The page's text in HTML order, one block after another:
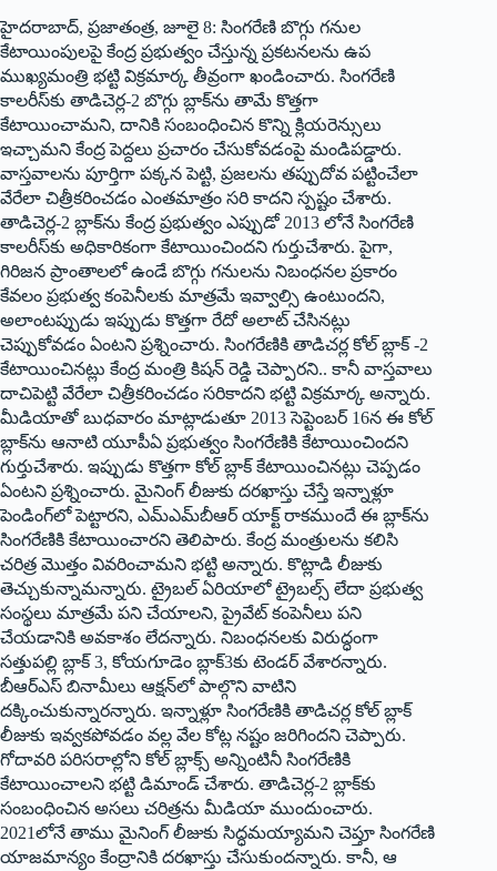
హైదరాబాద్‌,‌ ప్రజాతంత్ర, జూలై 8: సింగరేణి బొగ్గు గనుల
కేటాయింపులపై కేంద్ర ప్రభుత్వం చేస్తున్న ప్రకటనలను ఉప
ముఖ్యమంత్రి భట్టి విక్రమార్క తీవ్రంగా ఖండించారు. సింగరేణి
కాలరీస్‌కు తాడిచెర్ల-2 బొగ్గు బ్లాక్‌ను తామే కొత్తగా
కేటాయించామని, దానికి సంబంధించిన కొన్ని క్లియరెన్సులు
ఇచ్చామని కేంద్ర పెద్దలు ప్రచారం చేసుకోవడంపై మండిపడ్డారు.
వాస్తవాలను పూర్తిగా పక్కన పెట్టి, ప్రజలను తప్పుదోవ పట్టించేలా
వేరేలా చిత్రీకరించడం ఎంతమాత్రం స‌రి కాదని స్పష్టం చేశారు.
తాడిచెర్ల-2 బ్లాక్‌ను కేంద్ర ప్రభుత్వం ఎప్పుడో 2013 లోనే సింగరేణి
కాలరీస్‌కు అధికారికంగా కేటాయించిందని గుర్తుచేశారు. పైగా,
గిరిజన ప్రాంతాలలో ఉండే బొగ్గు గనులను నిబంధనల ప్రకారం
కేవలం ప్రభుత్వ కంపెనీలకు మాత్రమే ఇవ్వాల్సి ఉంటుందని,
అలాంటప్పుడు ఇప్పుడు కొత్తగా రేదో అలాట్‌ ‌చేసినట్లు
చెప్పుకోవడం ఏంటని ప్రశ్నించారు. సింగరేణికి తాడిచర్ల కోల్‌ ‌బ్లాక్‌ -2
‌కేటాయించినట్లు కేంద్ర మంత్రి కిషన్‌ ‌రెడ్డి చెప్పారని.. కానీ వాస్తవాలు
దాచిపెట్టి వేరేలా చిత్రీకరించడం సరికాదని భట్టి విక్రమార్క అన్నారు.
మీడియాతో బుధవారం మాట్లాడుతూ 2013 సెప్టెంబర్‌ 16‌న ఈ కోల్‌
‌బ్లాక్‌ను ఆనాటి యూపీఏ ప్రభుత్వం సింగరేణికి కేటాయించిందని
గుర్తుచేశారు. ఇప్పుడు కొత్తగా కోల్‌ ‌బ్లాక్‌ ‌కేటాయించినట్లు చెప్పడం
ఏంటని ప్రశ్నించారు. మైనింగ్‌ ‌లీజుకు దరఖాస్తు చేస్తే ఇన్నాళ్లూ
పెండింగ్‌లో పెట్టారని, ఎమ్‌ఎమ్‌బీఆర్‌ ‌యాక్ట్ ‌రాకముందే ఈ బ్లాక్‌ను
సింగరేణికి కేటాయించారని తెలిపారు. కేంద్ర మంత్రులను కలిసి
చరిత్ర మొత్తం వివరించామని భట్టి అన్నారు. కొట్లాడి ‌లీజుకు
తెచ్చుకున్నామన్నారు. ట్రైబల్‌ ఏరియాలో ట్రైబల్స్ ‌లేదా ప్రభుత్వ
సంస్థలు మాత్రమే పని చేయాలని, ప్రైవేట్‌ ‌కంపెనీలు పని
చేయడానికి అవకాశం లేదన్నారు. నిబంధనలకు విరుద్ధంగా
సత్తుపల్లి బ్లాక్‌ 3, ‌కోయగూడెం బ్లాక్‌3‌కు టెండర్‌ ‌వేశారన్నారు.
బీఆర్‌ఎస్‌ ‌బినామీలు ఆక్షన్‌లో పాల్గొని వాటిని
దక్కించుకున్నారన్నారు. ఇన్నాళ్లూ సింగరేణికి తాడిచర్ల కోల్‌ ‌బ్లాక్‌
‌లీజుకు ఇవ్వకపోవడం వల్ల వేల కోట్ల నష్టం జరిగిందని చెప్పారు.
గోదావరి పరిసరాల్లోని కోల్‌ ‌బ్లాక్స్ అన్నింటినీ సింగరేణికి
కేటాయించాలని భట్టి డిమాండ్‌ ‌చేశారు. తాడిచెర్ల-2 బ్లాక్‌కు
సంబంధించిన అసలు చరిత్రను మీడియా ముందుంచారు.
2021లోనే తాము మైనింగ్‌ ‌లీజుకు సిద్ధమయ్యామని చెప్తూ సింగరేణి
యాజమాన్యం కేంద్రానికి దరఖాస్తు చేసుకుందన్నారు. కానీ, ఆ